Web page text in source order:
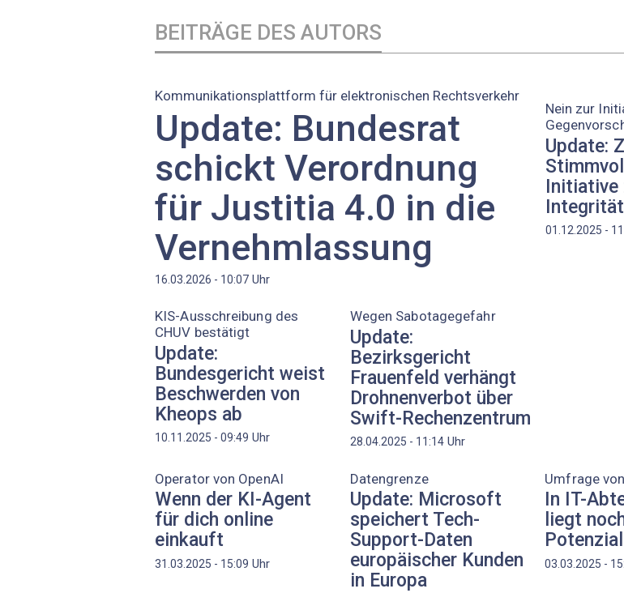
BEITRÄGE DES AUTORS
Kommunikationsplattform für elektronischen Rechtsverkehr
Update: Bundesrat
schickt Verordnung
für Justitia 4.0 in die
Vernehmlassung
16.03.2026 - 10:07 Uhr
Nein zur
Update:
Initiative
Integrität
01.12.2025 -
KIS-Ausschreibung des
CHUV bestätigt
Update:
Bundesgericht weist
Beschwerden von
Kheops ab
10.11.2025 - 09:49 Uhr
Wegen Sabotagegefahr
Update:
Bezirksgericht
Frauenfeld verhängt
Drohnenverbot über
Swift-Rechenzentrum
28.04.2025 - 11:14Uhr
Operator von OpenAI
Wenn der KI-Agent
für dich online
einkauft
31.03.2025 - 15:09 Uhr
Datengrenze
Update: Microsoft
speichert Tech-
Support-Daten
europäischer Kunden
in Europa
Umfrage
In IT-
liegt
03.03.2025 -